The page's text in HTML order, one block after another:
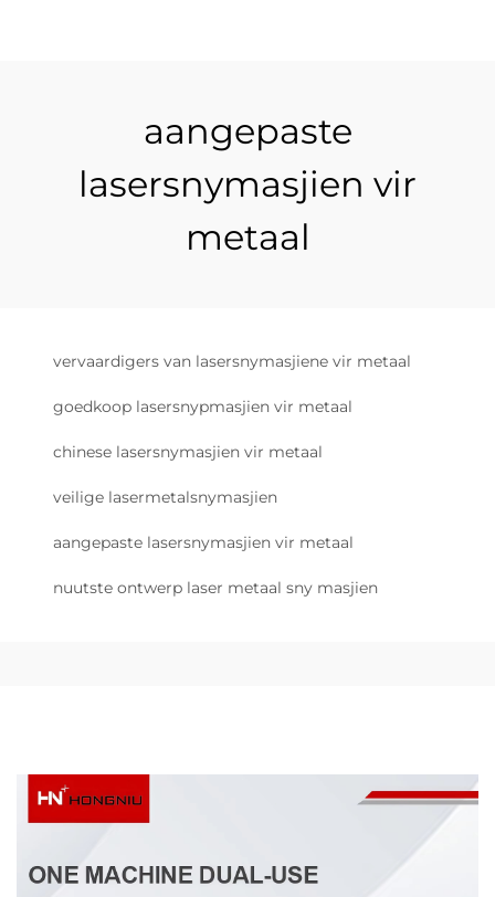
aangepaste
lasersnymasjien vir
metaal
vervaardigers van lasersnymasjiene vir metaal
goedkoop lasersnypmasjien vir metaal
chinese lasersnymasjien vir metaal
veilige lasermetalsnymasjien
aangepaste lasersnymasjien vir metaal
nuutste ontwerp laser metaal sny masjien